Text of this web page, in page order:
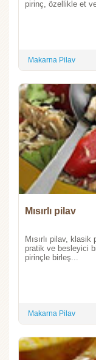
pirinç, özellikle et ve
Makarna Pilav
Mısırlı pilav
Mısırlı pilav,
pratik ve besleyici
pirinçle birleş...
Makarna Pilav